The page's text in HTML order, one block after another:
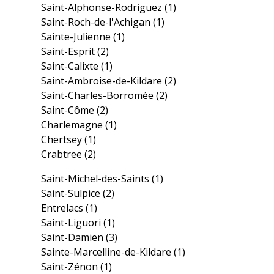
Saint-Alphonse-Rodriguez(1)
Saint-Roch-de-l'Achigan(1)
Sainte-Julienne(1)
Saint-Esprit(2)
Saint-Calixte(1)
Saint-Ambroise-de-Kildare(2)
Saint-Charles-Borromée(2)
Saint-Côme(2)
Charlemagne(1)
Chertsey(1)
Crabtree(2)
Saint-Michel-des-Saints(1)
Saint-Sulpice(2)
Entrelacs(1)
Saint-Liguori(1)
Saint-Damien(3)
Sainte-Marcelline-de-Kildare(1)
Saint-Zénon(1)